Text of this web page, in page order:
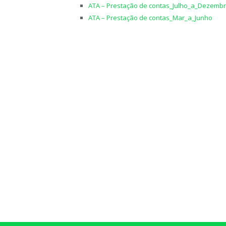
ATA – Prestação de
ATA – Prestação de contas_Mar_a_Junho